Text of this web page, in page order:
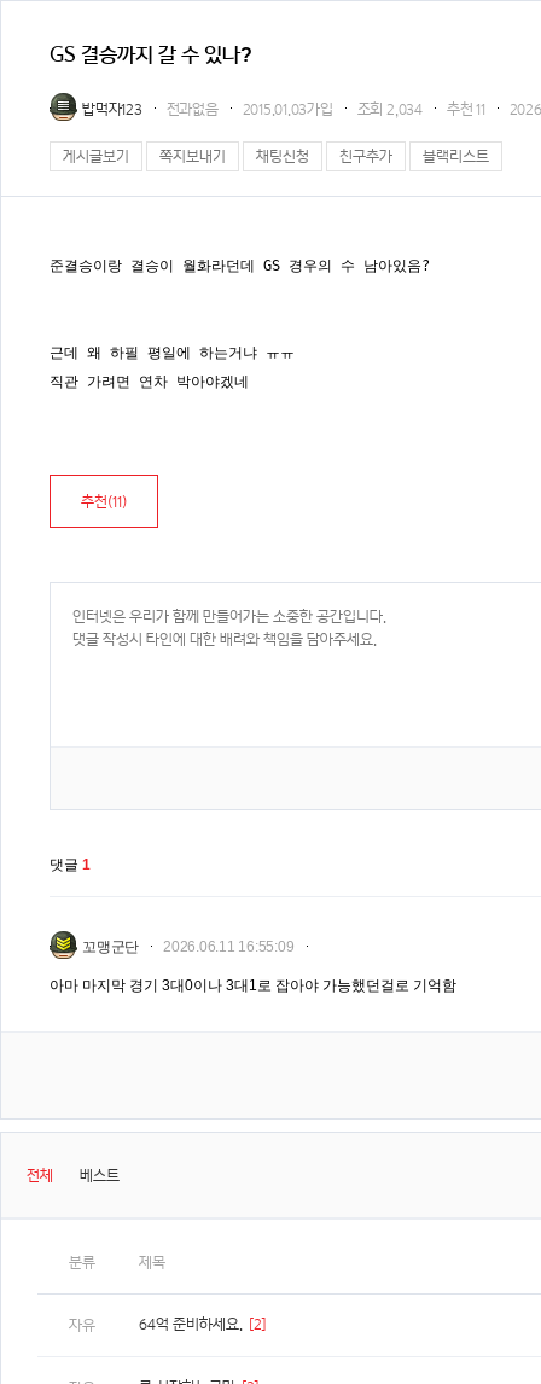
GS 결승까지 갈 수 있나?
밥먹자123 전과없음 2015.01.03가입 조회2,034 추천11
게시글보기 쪽지보내기 채팅신청 친구추가 블랙리스트
준결승이랑 결승이 월화라던데 GS 경우의 수 남아있음?
근데 왜 하필 평일에 하는거냐 ㅠㅠ
직관 가려면 연차 박아야겠네
추천(11)
댓글 1
꼬맹군단 2026.06.11 16:55:09
아마 마지막 경기 3대0이나 3대1로 잡아야 가능했던걸로 기억함
전체 베스트
분류 제목
자유 64억 준비하세요. [2]